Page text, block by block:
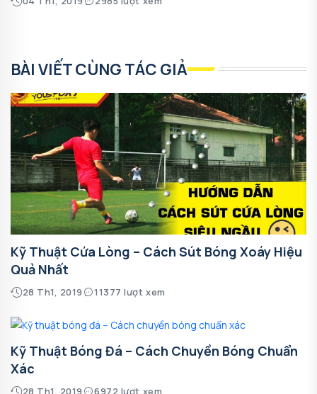
BÀI VIẾT CÙNG TÁC GIẢ
Kỹ Thuật Cứa Lòng – Cách Sút Bóng Xoáy Hiệu
Quả Nhất
28 Th1, 2019 11377 lượt xem
Kỹ Thuật Bóng Đá – Cách Chuyền Bóng Chuẩn
Xác
28 Th1, 2019 6972 lượt xem